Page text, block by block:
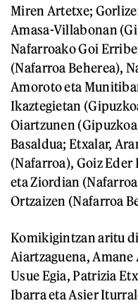
Miren Artetxe;
Amasa-Villabonan
Nafarroako Goi
(Nafarroa Beherea),
Amoroto eta
Ikaztegietan
Oiartzunen
Basaldua; Etxalar,
(Nafarroa), Goiz
eta Ziordian
Ortzaizen (Nafarroa
Komikigintzan aritu
Aiartzaguena,
Usue Egia, Patrizia
Ibarra eta Asier